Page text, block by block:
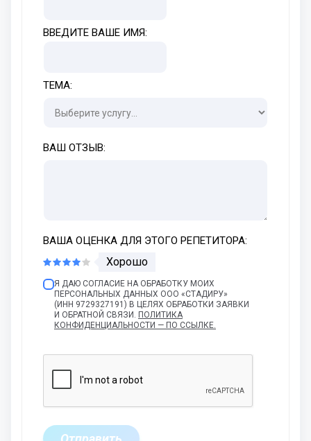
ВВЕДИТЕ ВАШЕ ИМЯ:
ТЕМА:
ВАШ ОТЗЫВ:
ВАША ОЦЕНКА ДЛЯ ЭТОГО РЕПЕТИТОРА:
Хорошо
Я ДАЮ СОГЛАСИЕ НА ОБРАБОТКУ МОИХ
ПЕРСОНАЛЬНЫХ ДАННЫХ ООО «СТАДИРУ»
(ИНН 9729327191) В ЦЕЛЯХ ОБРАБОТКИ ЗАЯВКИ
И ОБРАТНОЙ СВЯЗИ. ПОЛИТИКА
КОНФИДЕНЦИАЛЬНОСТИ — ПО ССЫЛКЕ.